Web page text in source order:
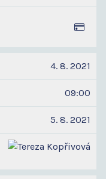
4. 8. 2021
09:00
5. 8. 2021